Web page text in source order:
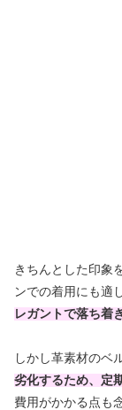
きちんとした印象
ンでの着用にも適
レガントで落ち着
しかし革素材のベ
劣化するため、定
費用がかかる点も